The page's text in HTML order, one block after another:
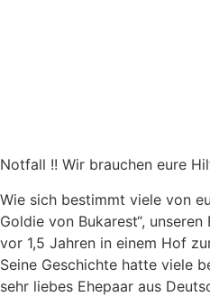
Notfall !! Wir brauchen eure
Wie sich bestimmt viele von
Goldie von Bukarest“,
vor 1,5 Jahren in einem Hof
Seine Geschichte hatte viele
sehr liebes Ehepaar aus